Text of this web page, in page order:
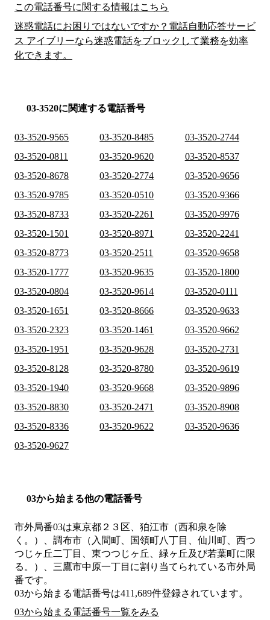
この電話番号に関する情報はこちら
迷惑電話にお困りではないですか？電話自動応答サービ
ス アイブリーなら迷惑電話をブロックして業務を効率
化できます。
03-3520に関連する電話番号
03-3520-9565 03-3520-8485
03-3520-2744
03-3520-0811
03-3520-9620
03-3520-8537
03-3520-8678
03-3520-2774
03-3520-9656
03-3520-9785
03-3520-0510
03-3520-9366
03-3520-8733
03-3520-2261
03-3520-9976
03-3520-1501
03-3520-8971
03-3520-2241
03-3520-8773
03-3520-2511
03-3520-9658
03-3520-1777
03-3520-9635
03-3520-1800
03-3520-0804
03-3520-9614
03-3520-0111
03-3520-1651
03-3520-8666
03-3520-9633
03-3520-2323
03-3520-1461
03-3520-9662
03-3520-1951
03-3520-9628
03-3520-2731
03-3520-8128
03-3520-8780
03-3520-9619
03-3520-1940
03-3520-9668
03-3520-9896
03-3520-8830
03-3520-2471
03-3520-8908
03-3520-8336
03-3520-9622
03-3520-9636
03-3520-9627
03から始まる他の電話番号
市外局番03は東京都２３区、狛江市（西和泉を除
く。）、調布市（入間町、国領町八丁目、仙川町、西つ
つじヶ丘二丁目、東つつじヶ丘、緑ヶ丘及び若葉町に限
る。）、三鷹市中原一丁目 に割り当てられている市外局
番です。
03から始まる電話番号は411,689件登録されています。
03から始まる電話番号一覧をみる